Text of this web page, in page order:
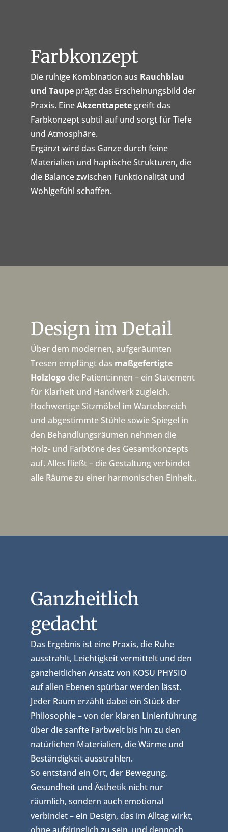
Farbkonzept
Die ruhige Kombination aus Rauchblau
und Taupe prägt das Erscheinungsbild der
Praxis. EineAkzenttapetegreift das
Farbkonzept subtil auf und sorgt für Tiefe
und Atmosphäre.
Ergänzt wird das Ganze durch feine
Materialien und haptische Strukturen, die
die Balance zwischen Funktionalität und
Wohlgefühl schaffen.
Design im Detail
Über dem modernen, aufgeräumten
Tresen empfängt das maßgefertigte
Holzlogo die Patient:innen – ein Statement
für Klarheit und Handwerk zugleich.
Hochwertige Sitzmöbel im Wartebereich
und abgestimmte Stühle sowie Spiegel in
den Behandlungsräumen nehmen die
Holz- und Farbtöne des Gesamtkonzepts
auf. Alles fließt – die Gestaltung verbindet
alle Räume zu einer harmonischen Einheit..
Ganzheitlich
gedacht
Das Ergebnis ist eine Praxis, die Ruhe
ausstrahlt, Leichtigkeit vermittelt und den
ganzheitlichen Ansatz von KOSU PHYSIO
auf allen Ebenen spürbar werden lässt.
Jeder Raum erzählt dabei ein Stück der
Philosophie – von der klaren Linienführung
über die sanfte Farbwelt bis hin zu den
natürlichen Materialien, die Wärme und
Beständigkeit ausstrahlen.
So entstand ein Ort, der Bewegung,
Gesundheit und Ästhetik nicht nur
räumlich, sondern auch emotional
verbindet – ein Design, das im Alltag wirkt,